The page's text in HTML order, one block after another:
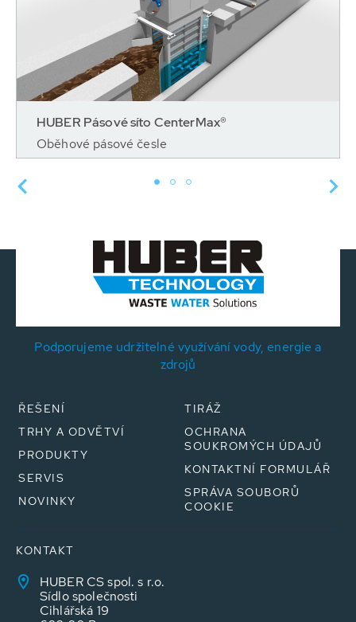
HUBER Pásové síto CenterMax®
Oběhové pásové česle
Podporujeme udržitelné využívání vody, energie a
zdrojů
ŘEŠENÍ
TRHY A ODVĚTVÍ
PRODUKTY
SERVIS
NOVINKY
TIRÁŽ
OCHRANA
SOUKROMÝCH ÚDAJŮ
KONTAKTNÍ FORMULÁŘ
SPRÁVA SOUBORŮ
COOKIE
KONTAKT
HUBER CS spol. s r.o.
Sídlo společnosti
Cihlářská 19